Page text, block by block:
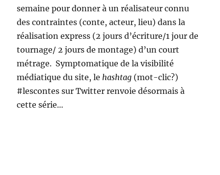
semaine pour donner à un réalisateur connu
des contraintes (conte, acteur, lieu) dans la
réalisation express (2 jours d’écriture/1 jour de
tournage/ 2 jours de montage) d’un court
métrage. Symptomatique de la visibilité
médiatique du site, le hashtag (mot-clic?)
#lescontes sur Twitter renvoie désormais à
cette série…